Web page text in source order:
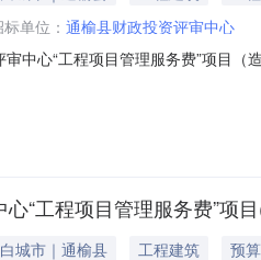
单位： 通榆县财政投资评审中心
中心“工程项目管理服务费”项目
况项目编号：JLSS2022-05项目
“工程项目管理服务费”项
城市｜通榆县 工程建筑
预